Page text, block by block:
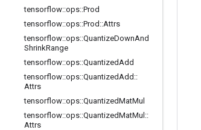
tensorflow::ops::Prod
tensorflow::ops::Prod ::Attrs
tensorflow::ops::QuantizeDownAnd
ShrinkRange
tensorflow::ops::QuantizedAdd
tensorflow::ops::QuantizedAdd ::
Attrs
tensorflow::ops::QuantizedMatMul
tensorflow::ops::QuantizedMatMul ::
Attrs